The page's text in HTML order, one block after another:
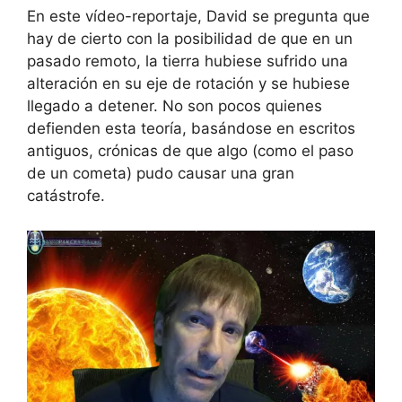
En este vídeo-reportaje, David se pregunta que
hay de cierto con la posibilidad de que en un
pasado remoto, la tierra hubiese sufrido una
alteración en su eje de rotación y se hubiese
llegado a detener. No son pocos quienes
defienden esta teoría, basándose en escritos
antiguos, crónicas de que algo (como el paso
de un cometa) pudo causar una gran
catástrofe.